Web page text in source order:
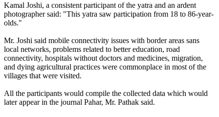
Kamal Joshi, a consistent participant of the yatra and an ardent
photographer said: "This yatra saw participation from 18 to 86-year-
olds."
Mr. Joshi said mobile connectivity issues with border areas sans
local networks, problems related to better education, road
connectivity, hospitals without doctors and medicines, migration,
and dying agricultural practices were commonplace in most of the
villages that were visited.
All the participants would compile the collected data which would
later appear in the journal Pahar, Mr. Pathak said.